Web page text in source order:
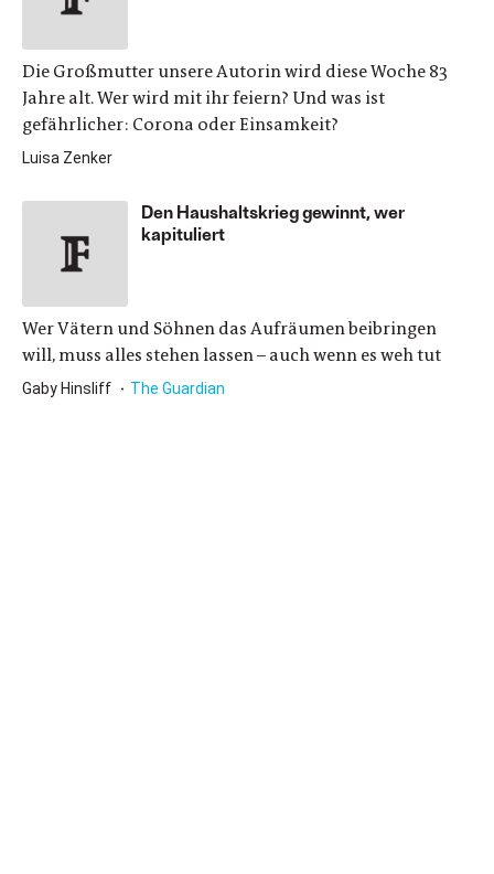
Die Großmutter unsere Autorin wird diese Woche 83
Jahre alt. Wer wird mit ihr feiern? Und was ist
gefährlicher: Corona oder Einsamkeit?
Luisa Zenker
Den Haushaltskrieg gewinnt, wer
kapituliert
Wer Vätern und Söhnen das Aufräumen beibringen
will, muss alles stehen lassen – auch wenn es weh tut
Gaby Hinsliff The Guardian